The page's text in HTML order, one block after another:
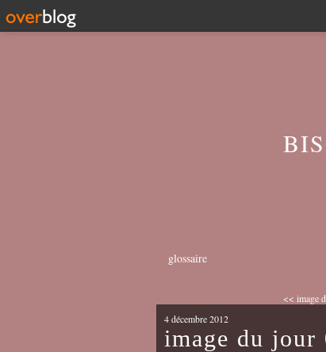
glossaire
<< image
4 décembre 2012
image du jour